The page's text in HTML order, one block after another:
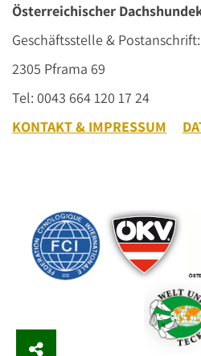
Österreichischer
Geschäftsstelle & Postanschrift:
2305 Pframa 69
Tel: 0043 664 120 17 24
KONTAKT & IMPRESSUM